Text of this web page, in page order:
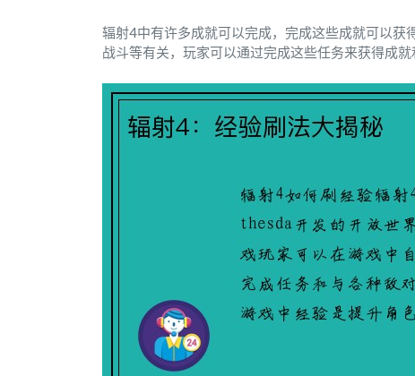
辐射4中有许多成就可以完成，完成这些成就可以
战斗等有关，玩家可以通过完成这些任务来获得成就